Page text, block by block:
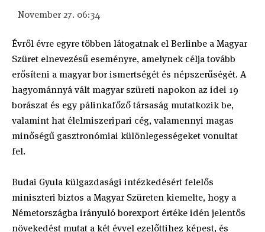
November 27. 06:34
Évről évre egyre többen látogatnak el Berlinbe a Magyar
Szüret elnevezésű eseményre, amelynek célja tovább
erősíteni a magyar bor ismertségét és népszerűségét. A
hagyománnyá vált magyar szüreti napokon az idei 19
borászat és egy pálinkafőző társaság mutatkozik be,
valamint hat élelmiszeripari cég, valamennyi magas
minőségű gasztronómiai különlegességeket vonultat
fel.
Budai Gyula külgazdasági intézkedésért felelős
miniszteri biztos a Magyar Szüreten kiemelte, hogy a
Németországba irányuló borexport értéke idén jelentős
növekedést mutat a két évvel ezelőttihez képest, és